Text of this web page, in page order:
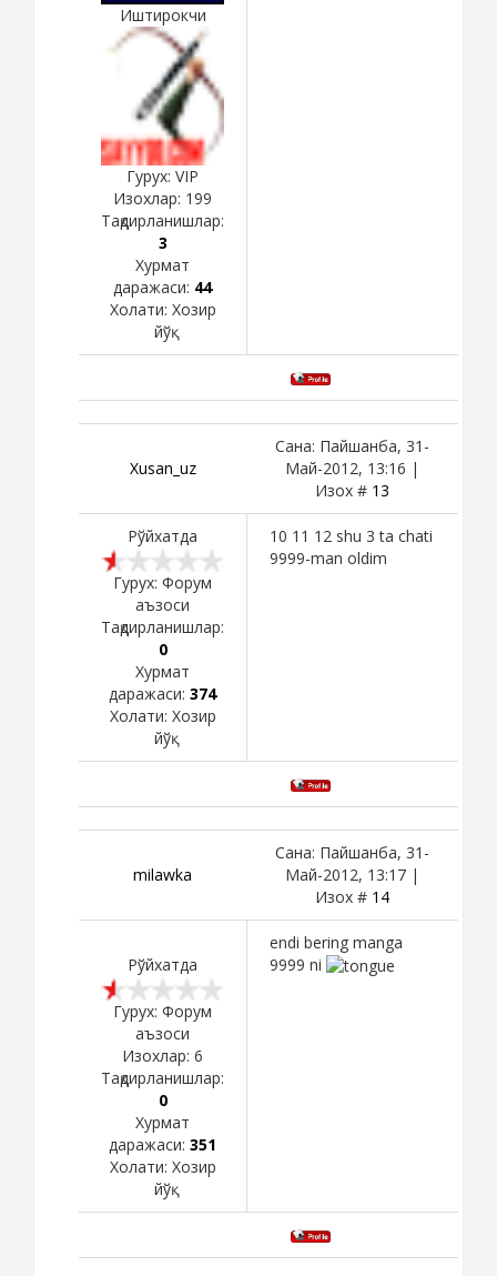
Иштирокчи
Гурух: VIP
Изохлар: 199
Тақдирланишлар:
3
Хурмат
даражаси: 44
Холати: Хозир
йўқ
Xusan_uz
Сана: Пайшанба, 31-
Май-2012, 13:16 |
Изох # 13
Рўйхатда
Гурух: Форум
аъзоси
Тақдирланишлар:
0
Хурмат
даражаси: 374
Холати: Хозир
йўқ
10 11 12 shu 3 ta chati
9999-man oldim
milawka
Сана: Пайшанба, 31-
Май-2012, 13:17 |
Изох # 14
Рўйхатда
Гурух: Форум
аъзоси
Изохлар: 6
Тақдирланишлар:
0
Хурмат
даражаси: 351
Холати: Хозир
йўқ
endi bering manga
9999 ni